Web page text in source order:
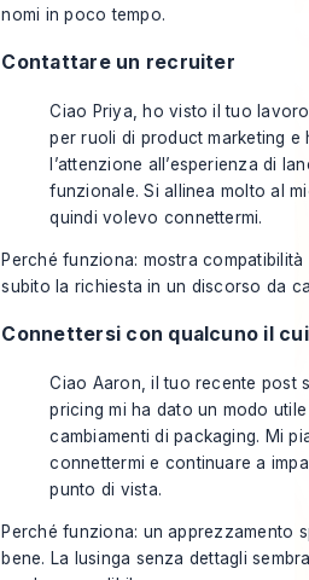
nomi in poco tempo.
Contattare un recruiter
Ciao Priya, ho visto il tuo
per ruoli di product marketing e
l’attenzione all’esperienza di
funzionale. Si allinea molto al
quindi volevo connettermi.
Perché funziona: mostra
subito la richiesta in un discorso da
Connettersi con qualcuno il
Ciao Aaron, il tuo recente post
pricing mi ha dato un modo
cambiamenti di packaging. Mi
connettermi e continuare a
punto di vista.
Perché funziona: un apprezzamento
bene. La lusinga senza dettagli